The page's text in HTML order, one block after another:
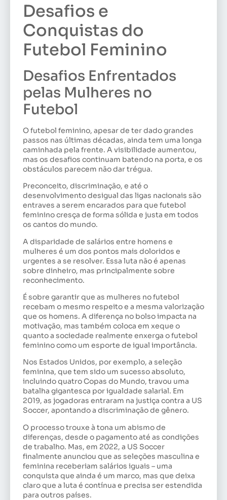
Desafios e
Conquistas do
Futebol Feminino
Desafios Enfrentados
pelas Mulheres no
Futebol
O futebol feminino, apesar de ter dado grandes
passos nas últimas décadas, ainda tem uma longa
caminhada pela frente. A visibilidade aumentou,
mas os desafios continuam batendo na porta, e os
obstáculos parecem não dar trégua.
Preconceito, discriminação, e até o
desenvolvimento desigual das ligas nacionais são
entraves a serem encarados para que futebol
feminino cresça de forma sólida e justa em todos
os cantos do mundo.
A disparidade de salários entre homens e
mulheres é um dos pontos mais doloridos e
urgentes a se resolver. Essa luta não é apenas
sobre dinheiro, mas principalmente sobre
reconhecimento.
É sobre garantir que as mulheres no futebol
recebam o mesmo respeito e a mesma valorização
que os homens. A diferença no bolso impacta na
motivação, mas também coloca em xeque o
quanto a sociedade realmente enxerga o futebol
feminino como um esporte de igual importância.
Nos Estados Unidos, por exemplo, a seleção
feminina, que tem sido um sucesso absoluto,
incluindo quatro Copas do Mundo, travou uma
batalha gigantesca por igualdade salarial. Em
2019, as jogadoras entraram na justiça contra a US
Soccer, apontando a discriminação de gênero.
O processo trouxe à tona um abismo de
diferenças, desde o pagamento até as condições
de trabalho. Mas, em 2022, a US Soccer
finalmente anunciou que as seleções masculina e
feminina receberiam salários iguais – uma
conquista que ainda é um marco, mas que deixa
claro que a luta é contínua e precisa ser estendida
para outros países.